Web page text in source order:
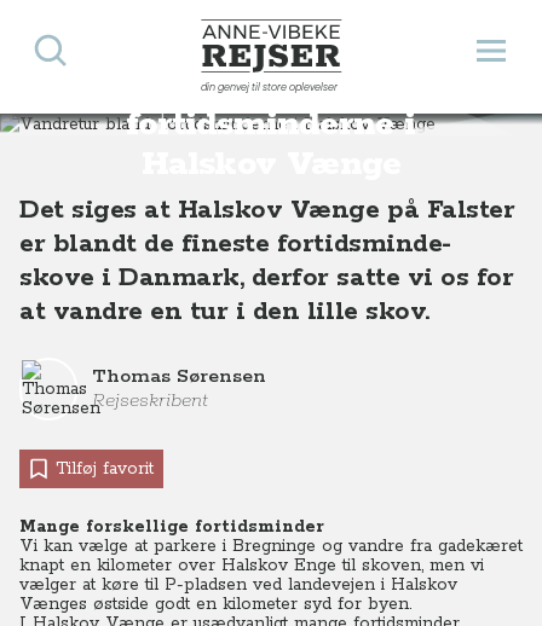
Anne-Vibeke Rejser
din genvej til store oplevelser
Åbn
Søg
Vandretur blandt
fortidsminderne i
Destinationer Europa Danmark Vandretur blandt fortidsminderne i Halskov Vænge
Det siges at Halskov Vænge på Falster
er blandt de fineste fortidsminde-
skove i Danmark, derfor satte vi os for
at vandre en tur i den lille skov.
Thomas Sørensen
Rejseskribent
Tilføj favorit
Mange forskellige fortidsminder
Vi kan vælge at parkere i Bregninge og vandre fra gadekæret
knapt en kilometer over Halskov Enge til skoven, men vi
vælger at køre til P-pladsen ved landevejen i Halskov
Vænges østside godt en kilometer syd for byen.